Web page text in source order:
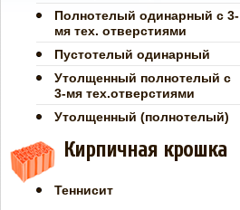
Полнотелый одинарный с 3-
мя тех. отверстиями
Пустотелый одинарный
Утолщенный полнотелый с
3-мя тех.отверстиями
Утолщенный (полнотелый)
Кирпичная крошка
Теннисит